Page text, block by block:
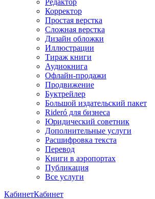
Редактор
Корректор
Простая верстка
Сложная верстка
Дизайн обложки
Иллюстрации
Тираж книги
Аудиокнига
Офлайн-продажи
Продвижение
Буктрейлер
Большой издательский пакет
Rideró для бизнеса
Юридический советник
Дополнительные услуги
Расшифровка текста
Перевод
Книги в аэропортах
Публикация
Все услуги
КабинетКабинет